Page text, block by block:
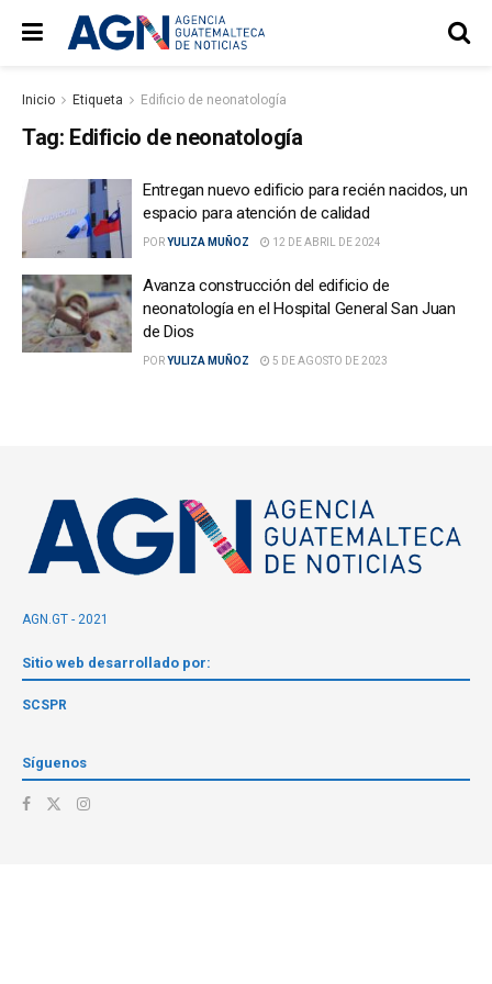
Inicio Etiqueta Edificio de neonatología
Tag: Edificio de neonatología
Entregan nuevo edificio para recién nacidos, un
espacio para atención de calidad
PORYULIZA MUÑOZ 12 DE ABRIL DE 2024
Avanza construcción del edificio de
neonatología en el Hospital General San Juan
de Dios
PORYULIZA MUÑOZ 5 DE AGOSTO DE 2023
AGN.GT - 2021
Sitio web desarrollado por:
SCSPR
Síguenos